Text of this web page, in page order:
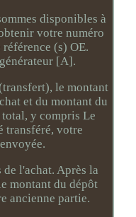
disponibles à
votre numéro
(s) OE.
[A].
le montant
et du montant du
y compris Le
transféré, votre
de l'achat. Après la
montant du dépôt
ancienne partie.